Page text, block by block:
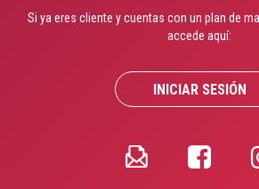
Si ya eres cliente y cuentas con un plan de
accede aquí:
INICIAR SESIÓN